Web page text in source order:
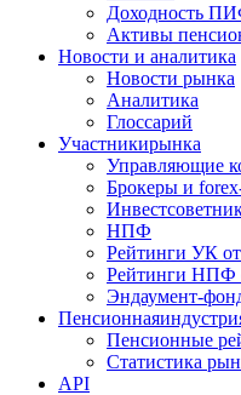
Доходность
Активы
Новости и аналитика
Новости рынка
Аналитика
Глоссарий
Участникирынка
Управляющие
Брокеры и
НПФ
Рейтинги УК
Рейтинги НПФ
Эндаумент-
Пенсионная
Пенсионные
Статистика
API